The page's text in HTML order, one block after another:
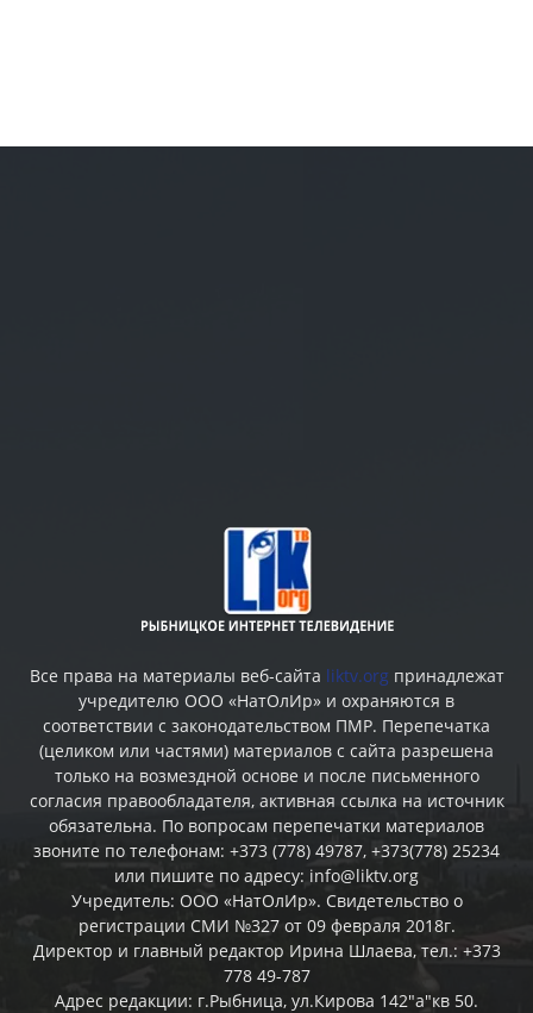
Все права на материалы веб-сайта liktv.org принадлежат
учредителю ООО «НатОлИр» и охраняются в
соответствии с законодательством ПМР. Перепечатка
(целиком или частями) материалов c сайта разрешена
только на возмездной основе и после письменного
согласия правообладателя, активная ссылка на источник
обязательна. По вопросам перепечатки материалов
звоните по телефонам: +373 (778) 49787, +373(778) 25234
или пишите по адресу: info@liktv.org
Учредитель: ООО «НатОлИр». Свидетельство о
регистрации СМИ №327 от 09 февраля 2018г.
Директор и главный редактор Ирина Шлаева, тел.: +373
778 49-787
Адрес редакции: г.Рыбница, ул.Кирова 142"а"кв 50.